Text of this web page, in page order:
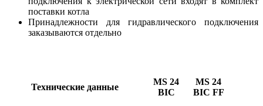
поставки котла
Принадлежности для гидравлического под­ключения
заказываются отдельно
Технические данные
MS 24
BIC
MS 24
BIC FF